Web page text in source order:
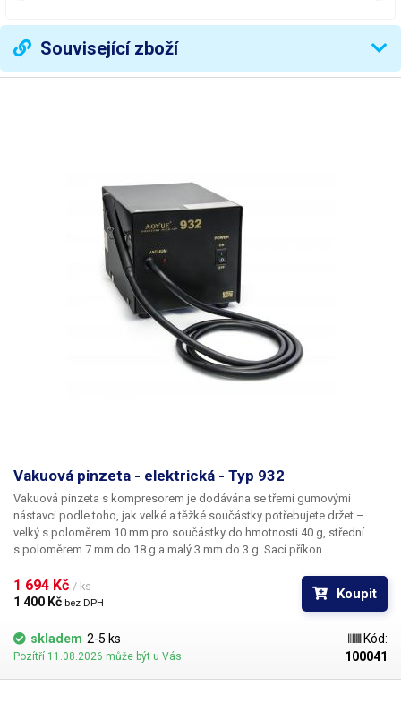
Související zboží
Vakuová pinzeta - elektrická - Typ 932
Vakuová pinzeta s kompresorem je dodávána se třemi gumovými
nástavci podle toho, jak velké a těžké součástky potřebujete držet –
velký s poloměrem 10 mm pro součástky do hmotnosti 40 g, střední
s poloměrem 7 mm do 18 g a malý 3 mm do 3 g. Sací příkon
sacího pera.
1 694 Kč / ks
1 400 Kč bez DPH
Koupit
skladem 2-5 ks
Pozítří 11.08.2026 může být u Vás
Kód:
100041